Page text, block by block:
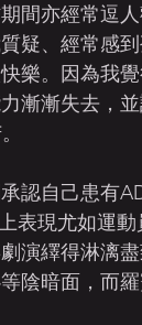
間亦經常逗
疑、經常感
樂。因為我
漸漸失去，
認自己患有
表現尤如運
演繹得淋漓
陰暗面，而